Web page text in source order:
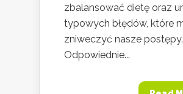
zbalansować dietę oraz
typowych błędów, które
zniweczyć nasze postępy.
Odpowiednie...